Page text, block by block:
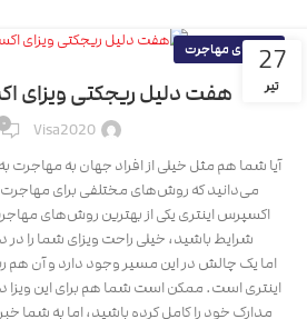
27
تیر
راهنمای مهاجرت
هفت دلیل ریجکتی ویزای
Visa2020 ۰
آیا شما هم مثل خیلی از افراد جهان به مهاجرت
می‌دانید که روش‌های مختلفی برای مهاجرت
اکسپرس اینتری یکی از بهترین روش‌های
شرایط باشید، خیلی راحت ویزای شما را
اما یک چالش در این مسیر وجود دارد و آن
اینتری است. ممکن است شما هم برای این ویزا
مدارک خود را کامل کرده باشید، اما به شما